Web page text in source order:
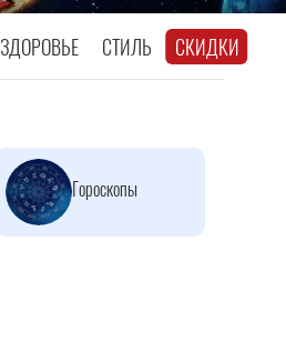
ЗДОРОВЬЕ СТИЛЬ СКИДКИ
Гороскопы